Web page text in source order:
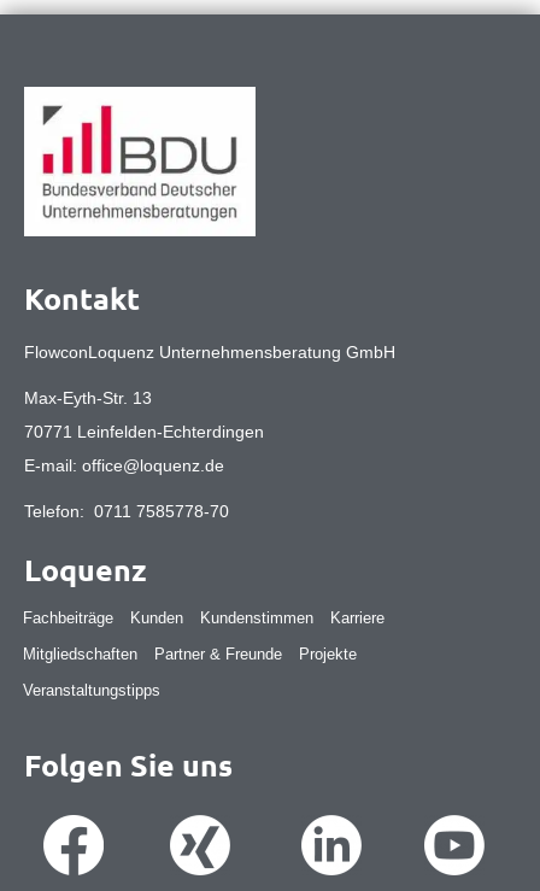
Kontakt
FlowconLoquenz Unternehmensberatung GmbH
Max-Eyth-Str. 13
70771 Leinfelden-Echterdingen
E-mail: office@loquenz.de
Telefon: 0711 7585778-70
Loquenz
Fachbeiträge Kunden Kundenstimmen
Karriere
Mitgliedschaften
Partner & Freunde
Projekte
Veranstaltungstipps
Folgen Sie uns